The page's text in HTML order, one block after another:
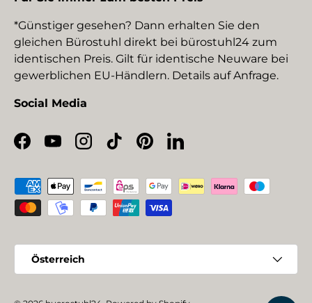
*Günstiger gesehen? Dann erhalten Sie den
gleichen Bürostuhl direkt bei bürostuhl24 zum
identischen Preis. Gilt für identische Neuware bei
gewerblichen EU-Händlern. Details auf Anfrage.
Social Media
Facebook
YouTubeInstagram
TikTokPinterestLinkedIn
Zahlungsmethoden
Land/Region
Österreich